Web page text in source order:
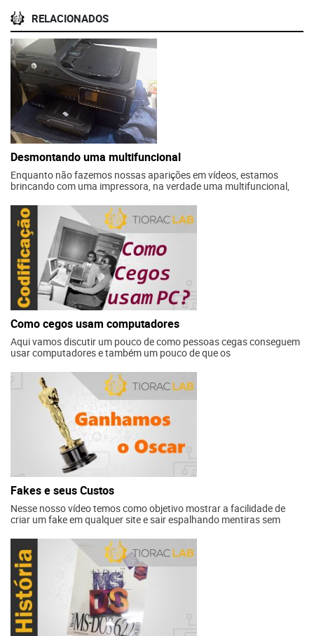
RELACIONADOS
Desmontando uma multifuncional
Enquanto não fazemos nossas aparições em vídeos, estamos
brincando com uma impressora, na verdade uma multifuncional,
tudo que encontrarmos de interessante. Não precisamos mexer
muito para achar alguma coisa de interessante, logo abaixo da
bandeja achamos umas engrenagens interessantes, que move a
outra pá do papel […]
Como cegos usam computadores
Aqui vamos discutir um pouco de como pessoas cegas conseguem
usar computadores e também um pouco de que os
seus aplicativos.
Fakes e seus Custos
Nesse nosso vídeo temos como objetivo mostrar a facilidade de
criar um fake em qualquer site e sair espalhando mentiras sem